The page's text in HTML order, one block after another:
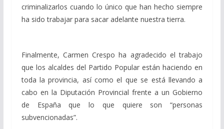
criminalizarlos cuando lo único que han hecho siempre
ha sido trabajar para sacar adelante nuestra tierra.
Finalmente, Carmen Crespo ha agradecido el trabajo
que los alcaldes del Partido Popular están haciendo en
toda la provincia, así como el que se está llevando a
cabo en la Diputación Provincial frente a un Gobierno
de España que lo que quiere son “personas
subvencionadas”.